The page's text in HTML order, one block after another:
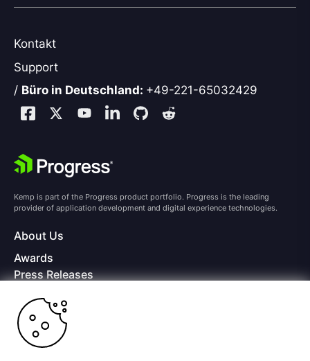
Kontakt
Support
/ Büro in Deutschland: +49-221-65032429
Kemp is part of the Progress product portfolio. Progress is the leading
provider of application development and digital experience technologies.
About Us
Awards
Press Releases
Careers
Offices
Copyright © 2026 Progress Software Corporation and/or its